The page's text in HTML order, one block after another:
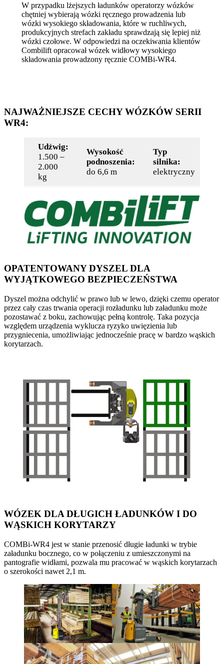
W przypadku lżejszych ładunków operatorzy wózków
chętniej wybierają wózki ręcznego prowadzenia lub
wózki wysokiego składowania, które w ruchliwych,
produkcyjnych strefach zakładu sprawdzają się lepiej niż
wózki czołowe. W odpowiedzi na oczekiwania klientów
Combilift opracował wózek widłowy wysokiego
składowania prowadzony ręcznie COMBi-WR4.
NAJWAŻNIEJSZE CECHY WÓZKÓW SERII
WR4:
Udźwig:
1.500 –
2.000
kg
Wysokość
podnoszenia:
do 6,6 m
Typ
silnika:
elektryczny
OPATENTOWANY DYSZEL DLA
WYJĄTKOWEGO BEZPIECZEŃSTWA
Dyszel można odchylić w prawo lub w lewo, dzięki czemu operator
przez cały czas trwania operacji rozładunku lub załadunku może
pozostawać z boku, zachowując pełną kontrolę. Taka pozycja
względem urządzenia wyklucza ryzyko uwięzienia lub
przygniecenia, umożliwiając jednocześnie pracę w bardzo wąskich
korytarzach.
WÓZEK DLA DŁUGICH ŁADUNKÓW I DO
WĄSKICH KORYTARZY
COMBi-WR4 jest w stanie przenosić długie ładunki w trybie
załadunku bocznego, co w połączeniu z umieszczonymi na
pantografie widłami, pozwala mu pracować w wąskich korytarzach
o szerokości nawet 2,1 m.